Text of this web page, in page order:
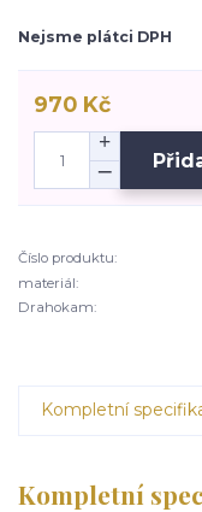
Nejsme plátci DPH
970 Kč
Číslo produktu:
materiál:
Drahokam:
Kompletní
Kompletní